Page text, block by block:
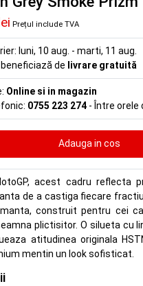
Prețul include TVA
luni, 10 aug. - marti, 11 aug.
de livrare gratuită
Online si in magazin
0755 223 274 - Între orele
acest cadru reflecta
de a castiga fiecare
construit pentru cei
plictisitor. O silueta cu
atitudinea originala
mentin un look sofisticat.